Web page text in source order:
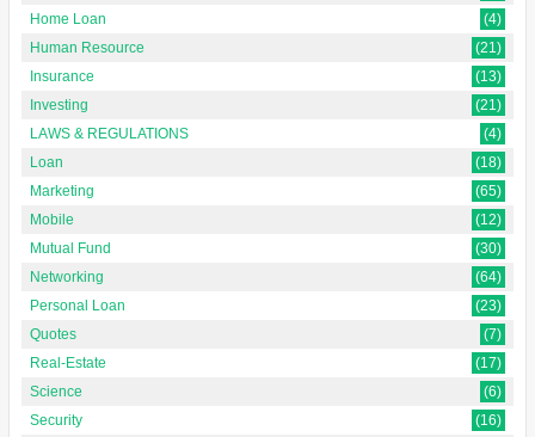
Home Loan
(4)
Human Resource
(21)
Insurance
(13)
Investing
(21)
LAWS & REGULATIONS
(4)
Loan
(18)
Marketing
(65)
Mobile
(12)
Mutual Fund
(30)
Networking
(64)
Personal Loan
(23)
Quotes
(7)
Real-Estate
(17)
Science
(6)
Security
(16)